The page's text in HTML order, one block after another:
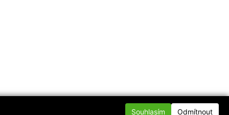
Souhlasím Odmítnout